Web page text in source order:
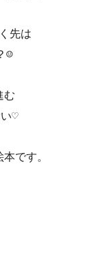
先は
☺
む
♡
です。